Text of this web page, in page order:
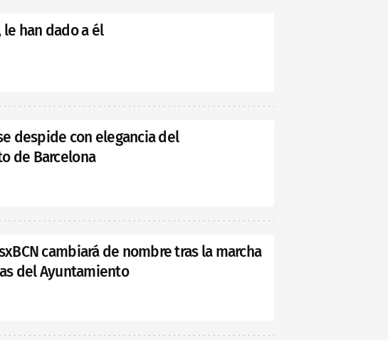
le han dado a él
despide con elegancia del
de Barcelona
cambiará de nombre tras la marcha
del Ayuntamiento